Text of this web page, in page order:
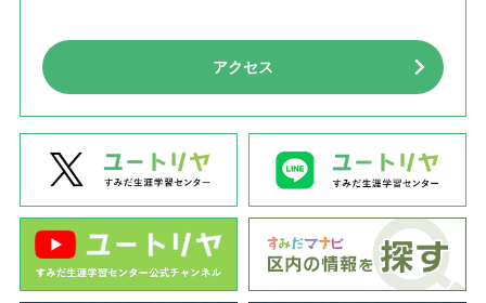
アクセス